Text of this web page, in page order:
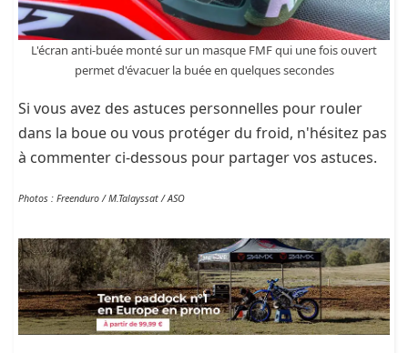
L'écran anti-buée monté sur un masque FMF qui une fois ouvert
permet d'évacuer la buée en quelques secondes
Si vous avez des astuces personnelles pour rouler
dans la boue ou vous protéger du froid, n'hésitez pas
à commenter ci-dessous pour partager vos astuces.
Photos : Freenduro / M.Talayssat / ASO